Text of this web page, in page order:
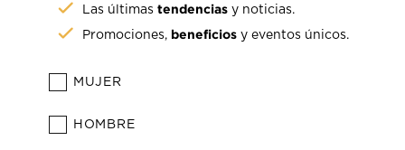
Las últimastendencias y noticias.
Promociones, beneficios y eventos únicos.
MUJER
HOMBRE